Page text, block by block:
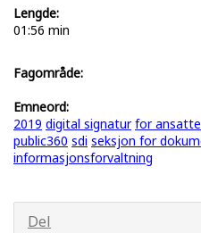
Lengde:
01:56 min
Fagområde:
Emneord:
2019 digital signatur for ansatte
public360 sdi seksjon for
informasjonsforvaltning
Del